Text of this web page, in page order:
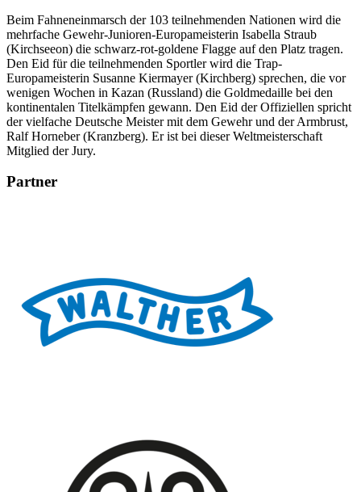
Beim Fahneneinmarsch der 103 teilnehmenden Nationen wird die
mehrfache Gewehr-Junioren-Europameisterin Isabella Straub
(Kirchseeon) die schwarz-rot-goldene Flagge auf den Platz tragen.
Den Eid für die teilnehmenden Sportler wird die Trap-
Europameisterin Susanne Kiermayer (Kirchberg) sprechen, die vor
wenigen Wochen in Kazan (Russland) die Goldmedaille bei den
kontinentalen Titelkämpfen gewann. Den Eid der Offiziellen spricht
der vielfache Deutsche Meister mit dem Gewehr und der Armbrust,
Ralf Horneber (Kranzberg). Er ist bei dieser Weltmeisterschaft
Mitglied der Jury.
Partner